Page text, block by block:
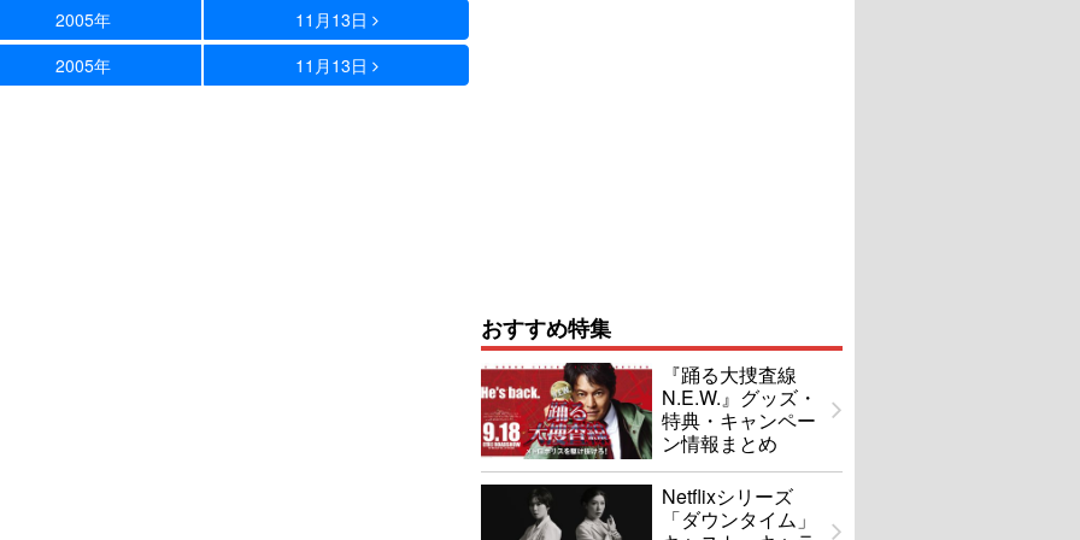
2005年
11月13日
2005年 11月13日
おすすめ特集
『踊る大捜査線
N.E.W.』グッズ・
特典・キャンペー
ン情報まとめ
Netflixシリーズ
「ダウンタイム」